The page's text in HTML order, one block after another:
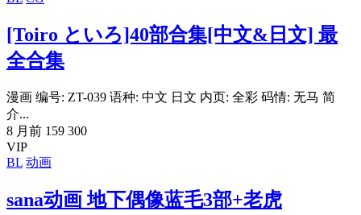
[Toiro といろ]40部合集[中文&日文] 最
全合集
漫画 编号: ZT-039 语种: 中文 日文 内页: 全彩 码情: 无马 简
介...
8 月前 159 300
VIP
BL 动画
sana动画 地下偶像蓝毛3部+老虎